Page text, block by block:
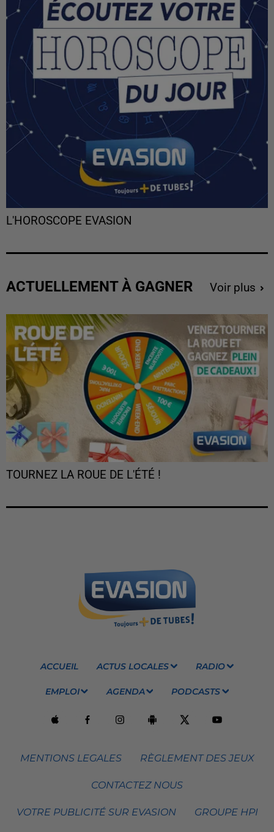
L'HOROSCOPE EVASION
ACTUELLEMENT À GAGNER Voir plus
TOURNEZ LA ROUE DE L'ÉTÉ !
ACCUEIL ACTUS LOCALES RADIO
EMPLOI AGENDA PODCASTS
MENTIONS LEGALES RÈGLEMENT DES JEUX
CONTACTEZ NOUS
VOTRE PUBLICITÉ SUR EVASION GROUPE HPI